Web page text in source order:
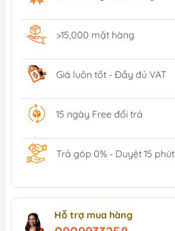
>15,000 mặt hàng
Giá luôn tốt - Đầy đủ VAT
15 ngày Free đổi trả
Trả góp 0% - Duyệt 15 phút
Hỗ trợ mua hàng